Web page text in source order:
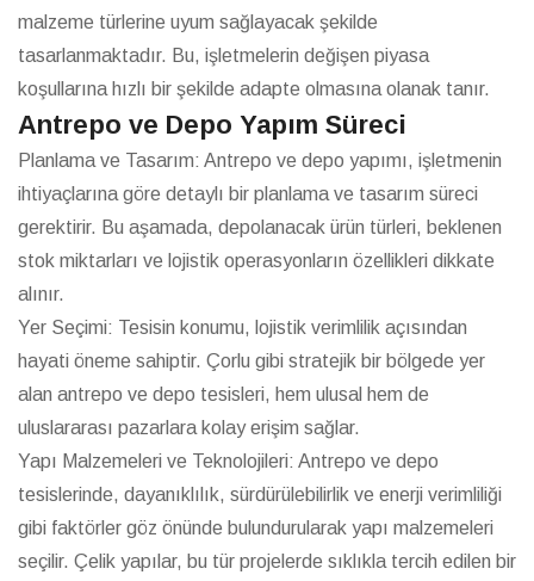
malzeme türlerine uyum sağlayacak şekilde
tasarlanmaktadır. Bu, işletmelerin değişen piyasa
koşullarına hızlı bir şekilde adapte olmasına olanak tanır.
Antrepo ve Depo Yapım Süreci
Planlama ve Tasarım: Antrepo ve depo yapımı, işletmenin
ihtiyaçlarına göre detaylı bir planlama ve tasarım süreci
gerektirir. Bu aşamada, depolanacak ürün türleri, beklenen
stok miktarları ve lojistik operasyonların özellikleri dikkate
alınır.
Yer Seçimi: Tesisin konumu, lojistik verimlilik açısından
hayati öneme sahiptir. Çorlu gibi stratejik bir bölgede yer
alan antrepo ve depo tesisleri, hem ulusal hem de
uluslararası pazarlara kolay erişim sağlar.
Yapı Malzemeleri ve Teknolojileri: Antrepo ve depo
tesislerinde, dayanıklılık, sürdürülebilirlik ve enerji verimliliği
gibi faktörler göz önünde bulundurularak yapı malzemeleri
seçilir. Çelik yapılar, bu tür projelerde sıklıkla tercih edilen bir